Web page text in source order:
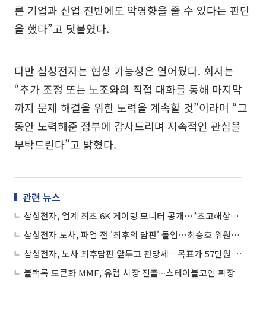
른 기업과 산업 전반에도 악영향을 줄 수 있다는 판단
을 했다”고 덧붙였다.
다만 삼성전자는 협상 가능성은 열어뒀다. 회사는
“추가 조정 또는 노조와의 직접 대화를 통해 마지막
까지 문제 해결을 위한 노력을 계속할 것”이라며 “그
동안 노력해준 정부에 감사드리며 지속적인 관심을
부탁드린다”고 밝혔다.
관련 뉴스
삼성전자, 업계 최초 6K 게이밍 모니터 공개…“초고해상도·OLED로 시장 공략 강화”
삼성전자 노사, 파업 전 '최후의 담판' 돌입⋯최승호 위원장 "끝까지 최선"
삼성전자, 노사 최후담판 앞두고 관망세…목표가 57만원 상향에도 보합
블랙록 토큰화 MMF, 유럽 시장 진출∙∙∙스테이블코인 확장